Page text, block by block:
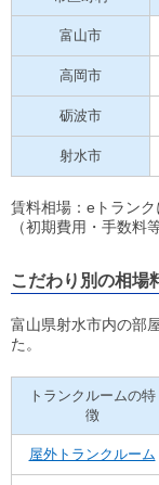
富山市
高岡市
砺波市
射水市
賃料相場：eトラン
（初期費用・手数料
こだわり別の相場
富山県射水市内の部
た。
トランクルームの特
徴
屋外トランクルーム